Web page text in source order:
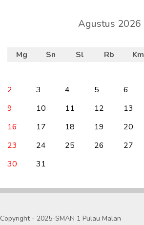
Agustus 2026
Mg Sn Sl Rb Km
2
3 4 5 6
9
10 11 12 13
16
17 18 19 20
23
24 25 26 27
30
31
Copyright - 2025-SMAN 1 Pulau Malan